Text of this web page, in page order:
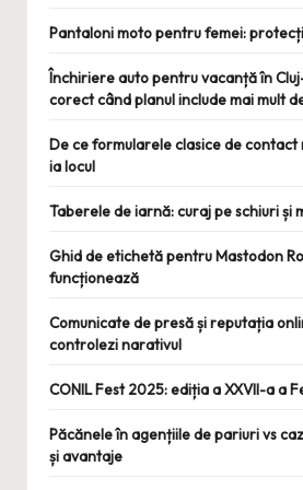
Pantaloni moto pentru femei:
Închiriere auto pentru vacanță în
corect când planul include mai mult
De ce formularele clasice de contact
ia locul
Taberele de iarnă: curaj pe schiuri și
Ghid de etichetă pentru Mastodon
funcționează
Comunicate de presă și reputația
controlezi narativul
CONIL Fest 2025: ediția a XXVII-a a
Păcănele în agențiile de pariuri vs
și avantaje